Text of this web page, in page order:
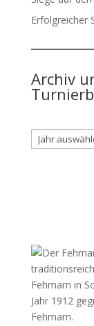
Erfolgreicher
Archiv
Archiv